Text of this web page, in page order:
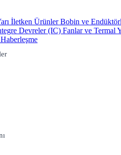
İletken ÜrünlerBobin ve
Devreler (IC) Fanlar ve Termal